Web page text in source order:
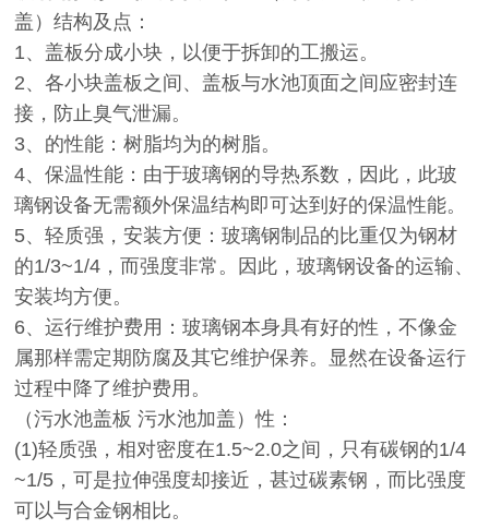
盖）结构及点：
1、盖板分成小块，以便于拆卸的工搬运。
2、各小块盖板之间、盖板与水池顶面之间应密封连
接，防止臭气泄漏。
3、的性能：树脂均为的树脂。
4、保温性能：由于玻璃钢的导热系数，因此，此玻
璃钢设备无需额外保温结构即可达到好的保温性能。
5、轻质强，安装方便：玻璃钢制品的比重仅为钢材
的1/3~1/4，而强度非常。因此，玻璃钢设备的运输、
安装均方便。
6、运行维护费用：玻璃钢本身具有好的性，不像金
属那样需定期防腐及其它维护保养。显然在设备运行
过程中降了维护费用。
（污水池盖板 污水池加盖）性：
(1)轻质强，相对密度在1.5~2.0之间，只有碳钢的1/4
~1/5，可是拉伸强度却接近，甚过碳素钢，而比强度
可以与合金钢相比。